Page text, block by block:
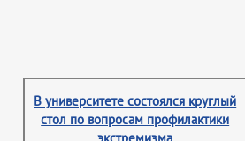
В университете состоялся круглый
стол по вопросам профилактики